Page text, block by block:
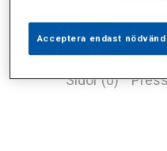
Alla (2)
Sidor (0)
Acceptera endast